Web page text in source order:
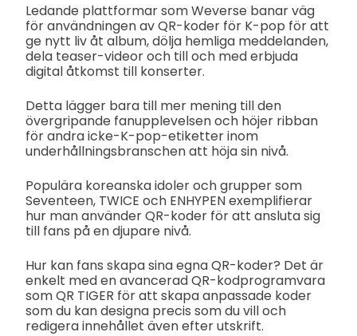
Ledande plattformar som Weverse banar väg
för användningen av QR-koder för K-pop för att
ge nytt liv åt album, dölja hemliga meddelanden,
dela teaser-videor och till och med erbjuda
digital åtkomst till konserter.
Detta lägger bara till mer mening till den
övergripande fanupplevelsen och höjer ribban
för andra icke-K-pop-etiketter inom
underhållningsbranschen att höja sin nivå.
Populära koreanska idoler och grupper som
Seventeen, TWICE och ENHYPEN exemplifierar
hur man använder QR-koder för att ansluta sig
till fans på en djupare nivå.
Hur kan fans skapa sina egna QR-koder? Det är
enkelt med en avancerad QR-kodprogramvara
som QR TIGER för att skapa anpassade koder
som du kan designa precis som du vill och
redigera innehållet även efter utskrift.